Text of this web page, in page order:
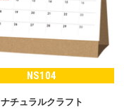
NS104
ナチュラルクラフト